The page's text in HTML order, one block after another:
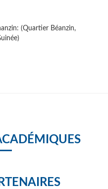
(Quartier Béanzin,